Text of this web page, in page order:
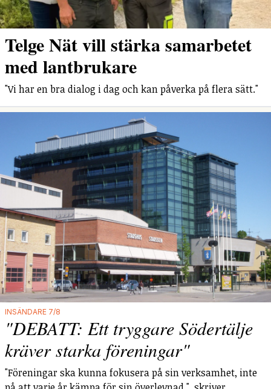
Telge Nät vill stärka samarbetet
med lantbrukare
"Vi har en bra dialog i dag och kan påverka på flera sätt."
INSÄNDARE 7/8
"DEBATT: Ett tryggare Södertälje
kräver starka föreningar"
"Föreningar ska kunna fokusera på sin verksamhet, inte